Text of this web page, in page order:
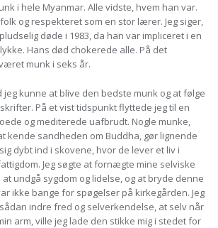
i hele Myanmar. Alle vidste, hvem han var.
og respekteret som en stor lærer. Jeg siger,
døde i 1983, da han var impliceret i en
Hans død chokerede alle. På det
munk i seks år.
jeg kunne at blive den bedste munk og at følge
På et vist tidspunkt flyttede jeg til en
og mediterede uafbrudt. Nogle munke,
kende sandheden om Buddha, gør lignende
dybt ind i skovene, hvor de lever et liv i
Jeg søgte at fornægte mine selviske
undgå sygdom og lidelse, og at bryde denne
ikke bange for spøgelser på kirkegården. Jeg
indre fred og selverkendelse, at selv når
arm, ville jeg lade den stikke mig i stedet for